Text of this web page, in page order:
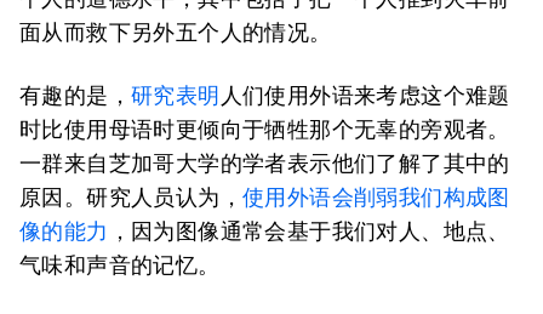
面从而救下另外五个人的情况。
有趣的是， 研究表明 人们使用外语来考虑这个难题
时比使用母语时更倾向于牺牲那个无辜的旁观者。
一群来自芝加哥大学的学者表示他们了解了其中的
原因。研究人员认为， 使用外语会削弱我们构成图
像的能力 ，因为图像通常会基于我们对人、地点、
气味和声音的记忆。